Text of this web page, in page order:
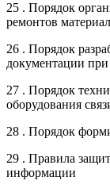
25 . Порядок
ремонтов
26 . Порядок
документации при
27 . Порядок
оборудования
28 . Порядок
29 . Правила
информации